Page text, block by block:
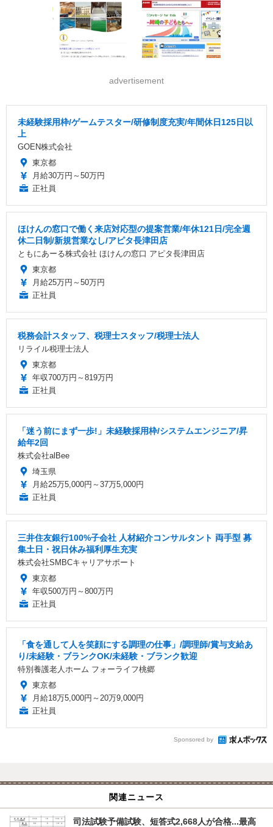
advertisement
未経験採用枠/ゲームテスター/研修制度充実/年間休日125日以
上
GOEN株式会社
東京都
月給30万円～50万円
正社員
ほけんの窓口で働く来店対応型の提案営業/年休121日/完全週
休二日制/新規営業なし/アピタ長津田店
ともにあーる株式会社 ほけんの窓口 アピタ長津田店
東京都
月給25万円～50万円
正社員
税務会計スタッフ、税理士スタッフ/税理士法人
リライル税理士法人
東京都
年収700万円～819万円
正社員
「迷う前にまず一歩!」未経験採用枠/システムエンジニア/昇
給年2回
株式会社alBee
埼玉県
月給25万5,000円～37万5,000円
正社員
三井住友銀行100%子会社 人材紹介コンサルタント 両手型 募
集土日・祝日休み福利厚生充実
株式会社SMBCキャリアサポート
東京都
年収500万円～800万円
正社員
「食を通して人を笑顔にする調理の仕事」/調理師/賞与支給あ
り/未経験・ブランクOK/未経験・ブランク歓迎
特別養護老人ホーム フォーライフ桃郷
東京都
月給18万5,000円～20万9,000円
正社員
Sponsored by
関連ニュース
司法試験予備試験、短答式2,668人が合格...最高